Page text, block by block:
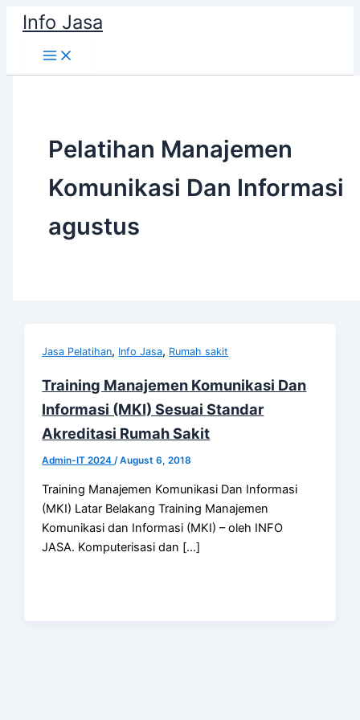
Skip
content
Info Jasa
Pelatihan Manajemen
Komunikasi Dan Informasi
agustus
Jasa Pelatihan, Info Jasa, Rumah sakit
Training Manajemen Komunikasi Dan
Informasi (MKI) Sesuai Standar
Akreditasi Rumah Sakit
Admin-IT 2024/August 6, 2018
Training Manajemen Komunikasi Dan Informasi
(MKI) Latar Belakang Training Manajemen
Komunikasi dan Informasi (MKI) – oleh INFO
JASA. Komputerisasi dan […]